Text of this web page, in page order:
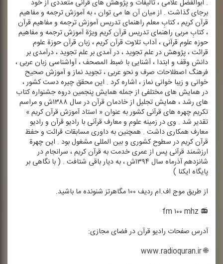
. ابوالفضل علّامی ، تألیفات و پژوهش های قرآنی متعددی از خود
برجای گذاشت . از میان آن ها می توان ، به آموزش ترجمه و مفاهیم
قرآن كریم ، كتابِ معلم راهنمای تدریس آموزش ترجمه و مفاهیم قرآن
، كتابِ مربی راهنمای تدریس قرآن كریم ویژة آموزش ترجمه و مفاهیم
حوزه علوم قرآنی ، آداب تلاوت قرآن كریم ، زبان قرآن حوزة علوم
قرائت ، پژوهش در علم تجوید ، در آمدی بر علم تجوید ، درآمدی بر
دانش وقف و ابتدا ، آشنایی با ضبط المصحف ، آواشناسی زبان عربی ،
فرهنگ اصطلاحات صرف و نحو عربی ، تجوید نماز و آموزش صحیح
خوانی و زیبا خوانی نماز ، اشاره كرد . این محقق چیره دست كشور ،
در همایش های مختلفی از جمله همایش پنجمین دروه جشنواره كتاب
های رشد ، همایش تجلیل از خادمان قرآن در سال ۱۳۸۸ش و مراسم
تكریم چهره های قرآنی كشور به عنوان « استاد آموزش قرآن كریم »
تقدیر شد . وی در زمینه علوم و معارف قرآنی با رادیو قرآن و رادیو
معارف همكاری داشت . همچنین به داوری مسابقات قرائت و حفظ
قرآن كریم در سطوح كشوری و بین المللی مشغول بود . این چهرة
ارزشمند قرآنی پس از عمری خدمت به قرآن كریم ، سرانجام در
شانزدهم آذرماه سال ۱۳۹۴ش ، به دیار باقی شتافت . ( با نگاهی بر
پایگاه ایكنا )
از طریق موج اف.ام ردیف ۱۰۰ مگاهرتز شنونده ما باشید.
📻 fm ۱۰۰ mhz
آدرس صفحات رادیو قرآن در فضای مجازی:
🌐 www.radioquran.ir